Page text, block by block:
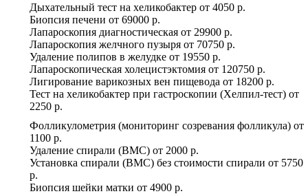
Дыхательный тест на хеликобактер от 4050 р.
Биопсия печени от 69000 р.
Лапароскопия диагностическая от 29900 р.
Лапароскопия желчного пузыря от 70750 р.
Удаление полипов в желудке от 19550 р.
Лапароскопическая холецистэктомия от 120750 р.
Лигирование варикозных вен пищевода от 18200 р.
Тест на хеликобактер при гастроскопии (Хелпил-тест) от
2250 р.
Фолликулометрия (мониторинг созревания фолликула) от
1100 р.
Удаление спирали (ВМС) от 2000 р.
Установка спирали (ВМС) без стоимости спирали от 5750
р.
Биопсия шейки матки от 4900 р.